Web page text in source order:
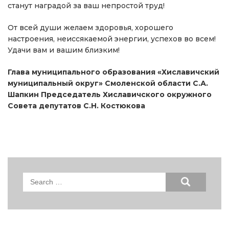
станут наградой за ваш непростой труд!
От всей души желаем здоровья, хорошего
настроения, неиссякаемой энергии, успехов во всем!
Удачи вам и вашим близким!
Глава муниципального образования «Хиславичский
муниципальный округ» Смоленской области С.А.
Шапкин Председатель Хиславичского окружного
Совета депутатов С.Н. Костюкова
Search